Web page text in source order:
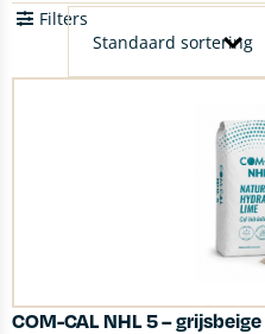
Filters
COM-CAL NHL 5 – grijsbeige